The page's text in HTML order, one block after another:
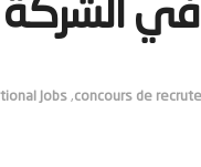
concours de
,
Jobs